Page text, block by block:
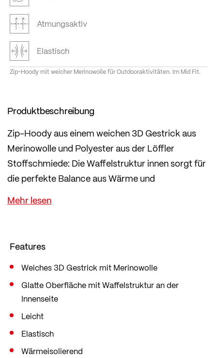
Atmungsaktiv
Elastisch
Zip-Hoody mit weicher Merinowolle für Outdooraktivitäten. Im Mid Fit.
Produktbeschreibung
Zip-Hoody aus einem weichen 3D Gestrick aus
Merinowolle und Polyester aus der Löffler
Stoffschmiede: Die Waffelstruktur innen sorgt für
die perfekte Balance aus Wärme und
Atmungsaktivität und sorgt so für bestes
Thermomanagement.
Geschnitten ist der Hoody im beliebten Mid Fit,
der locker, aber dennoch figurbetont sitzt und
somit ausreichend Bewegungsfreiheit bietet.
Features
Weiches 3D Gestrick mit Merinowolle
Glatte Oberfläche mit Waffelstruktur an der
Innenseite
Leicht
Elastisch
Wärmeisolierend